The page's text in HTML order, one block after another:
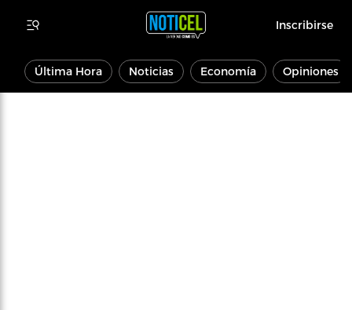
Inscribirse
Última Hora Noticias Economía Opiniones